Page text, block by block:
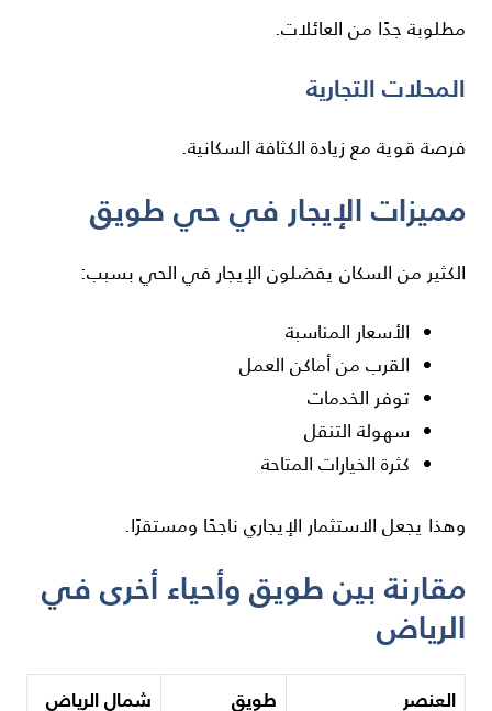
مطلوبة جدًا من العائلات.
المحلات التجارية
فرصة قوية مع زيادة الكثافة السكانية.
مميزات الإيجار في حي طويق
الكثير من السكان يفضلون الإيجار في الحي بسبب:
الأسعار المناسبة
القرب من أماكن العمل
توفر الخدمات
سهولة التنقل
كثرة الخيارات المتاحة
وهذا يجعل الاستثمار الإيجاري ناجحًا ومستقرًا.
مقارنة بين طويق وأحياء أخرى في
الرياض
العنصر طويق شمال الرياض